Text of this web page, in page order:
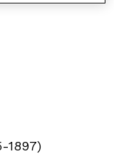
1897)